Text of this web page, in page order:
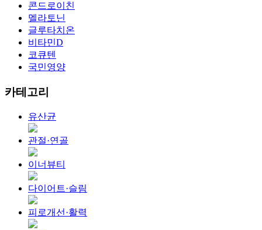
콘드로이친
멜라토닌
글루타치온
비타민D
코큐텐
국민영양
카테고리
유산균
관절·연골
이너뷰티
다이어트·슬림
피로개선·활력